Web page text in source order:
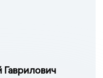
Гаврилович